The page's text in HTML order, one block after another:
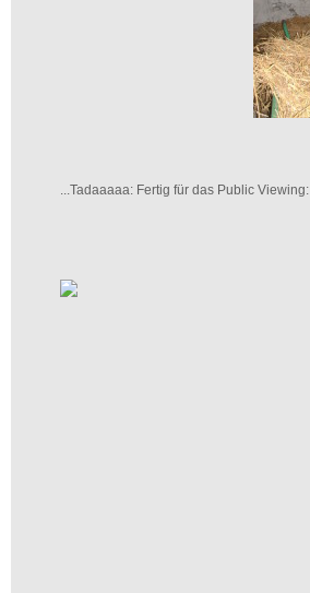
...Tadaaaaa: Fertig für das Public Viewing: